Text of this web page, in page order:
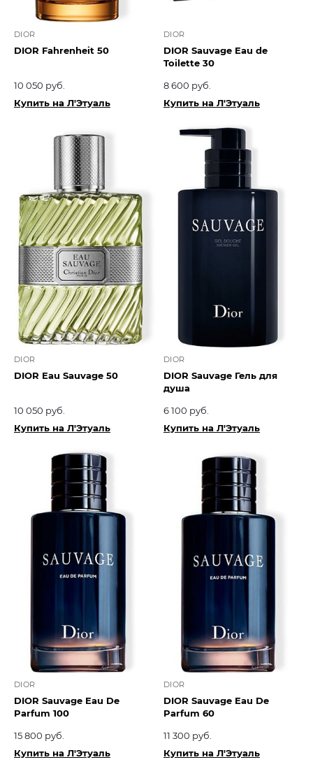
DIOR
DIOR Fahrenheit 50
10 050 руб.
Купить на Л'Этуаль
DIOR
DIOR Sauvage Eau de
Toilette 30
8 600 руб.
Купить на Л'Этуаль
DIOR
DIOR Eau Sauvage 50
10 050 руб.
Купить на Л'Этуаль
DIOR
DIOR Sauvage Гель для
душа
6 100 руб.
Купить на Л'Этуаль
DIOR
DIOR Sauvage Eau De
Parfum 100
15 800 руб.
Купить на Л'Этуаль
DIOR
DIOR Sauvage Eau De
Parfum 60
11 300 руб.
Купить на Л'Этуаль